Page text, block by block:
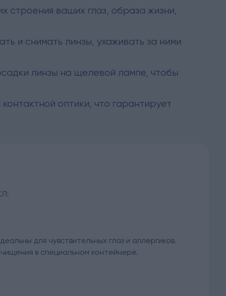
строения ваших глаз, образа жизни,
и снимать линзы, ухаживать за ними
линзы на щелевой лампе, чтобы
оптики, что гарантирует
для чувствительных глаз и аллергиков.
в специальном контейнере.